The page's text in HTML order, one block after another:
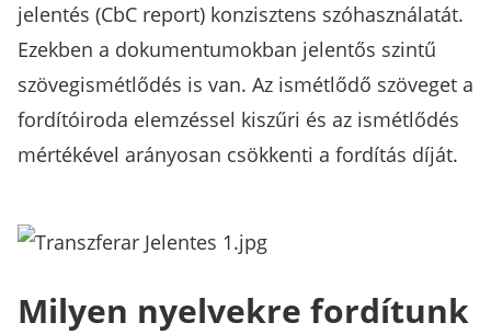
jelentés (CbC report) konzisztens szóhasználatát.
Ezekben a dokumentumokban jelentős szintű
szövegismétlődés is van. Az ismétlődő szöveget a
fordítóiroda elemzéssel kiszűri és az ismétlődés
mértékével arányosan csökkenti a fordítás díját.
Milyen nyelvekre fordítunk